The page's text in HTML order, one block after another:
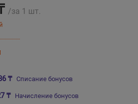
/за 1 шт.
₸ Списание бонусов
₸ Начисление бонусов